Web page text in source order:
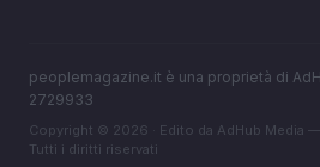
peoplemagazine.it è una proprietà di
2729933
Copyright © 2026 · Edito da AdHub Media
Tutti i diritti riservati